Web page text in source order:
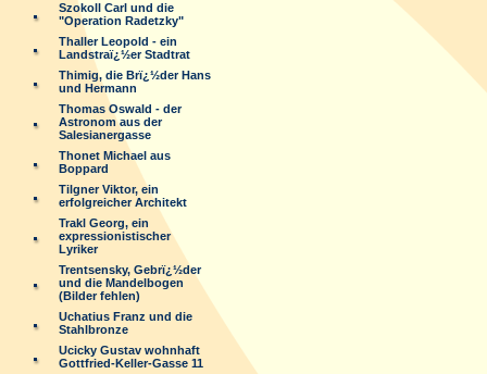
Szokoll Carl und die
"Operation Radetzky"
Thaller Leopold - ein
Landstraï¿½er Stadtrat
Thimig, die Brï¿½der Hans
und Hermann
Thomas Oswald - der
Astronom aus der
Salesianergasse
Thonet Michael aus
Boppard
Tilgner Viktor, ein
erfolgreicher Architekt
Trakl Georg, ein
expressionistischer
Lyriker
Trentsensky, Gebrï¿½der
und die Mandelbogen
(Bilder fehlen)
Uchatius Franz und die
Stahlbronze
Ucicky Gustav wohnhaft
Gottfried-Keller-Gasse 11